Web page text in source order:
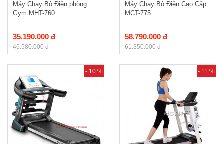
Máy Chạy Bộ Điện phòng
Gym MHT-760
35.190.000 đ
46.580.000 đ
Máy Chạy Bộ Điện Cao Cấp
MCT-775
58.790.000 đ
61.350.000 đ
- 10 % - 11 %